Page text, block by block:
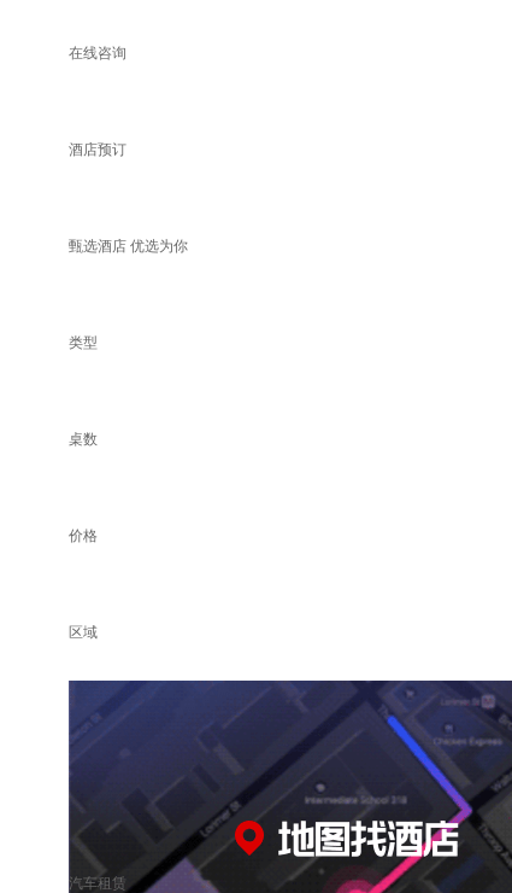
在线咨询
酒店预订
甄选酒店 优选为你
类型
桌数
价格
区域
汽车租赁